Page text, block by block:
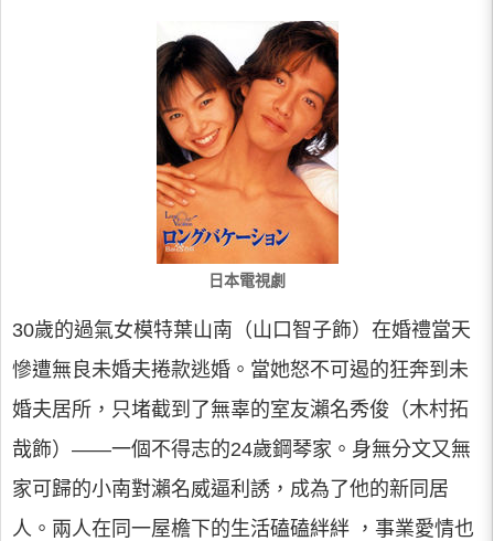
日本電視劇
30歲的過氣女模特葉山南（山口智子飾）在婚禮當天
慘遭無良未婚夫捲款逃婚。當她怒不可遏的狂奔到未
婚夫居所，只堵截到了無辜的室友瀨名秀俊（木村拓
哉飾）——一個不得志的24歲鋼琴家。身無分文又無
家可歸的小南對瀨名威逼利誘，成為了他的新同居
人。兩人在同一屋檐下的生活磕磕絆絆 ，事業愛情也